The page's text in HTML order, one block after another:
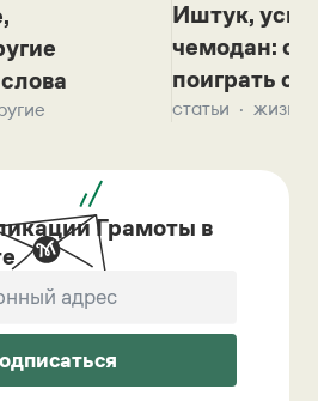
Иштук,
чемодан:
поиграть с
статьи жизнь
Грамоты в